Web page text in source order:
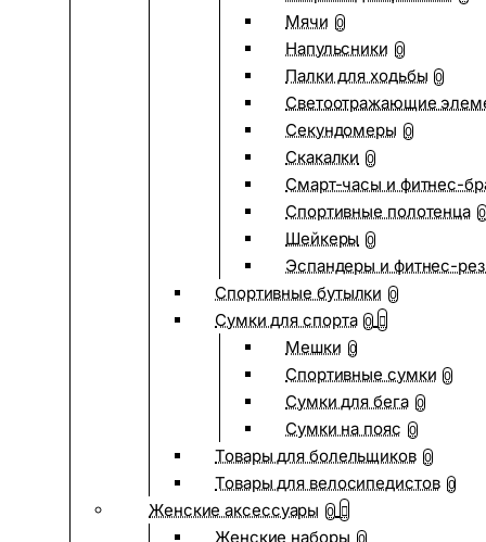
Мячи 0
Напульсники 0
Палки для ходьбы 0
Светоотражающие
Секундомеры 0
Скакалки 0
Смарт-часы и фитнес-
Спортивные полотенца 0
Шейкеры 0
Эспандеры и фитнес-
Спортивные бутылки 0
Сумки для спорта 0
Мешки 0
Спортивные сумки 0
Сумки для бега 0
Сумки на пояс 0
Товары для болельщиков 0
Товары для велосипедистов 0
Женские аксессуары 0
Женские наборы 0